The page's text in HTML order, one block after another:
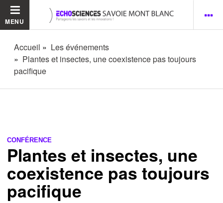
MENU
Accueil
Les événements
Plantes et insectes, une coexistence pas toujours
pacifique
CONFÉRENCE
Plantes et insectes, une
coexistence pas toujours
pacifique